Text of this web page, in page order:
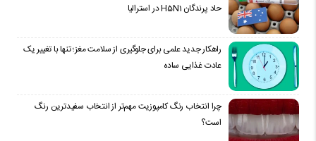
حاد پرندگان H5N1 در استرالیا
راهکار جدید علمی برای جلوگیری از سلامت مغز؛ تنها با تغییر یک
عادت غذایی ساده
چرا انتخاب رنگ کامپوزیت مهم‌تر از انتخاب سفیدترین رنگ
است؟